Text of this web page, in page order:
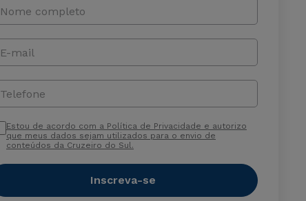
Nome completo
E-mail
Telefone
Estou de acordo com a Política de Privacidade e autorizo
que meus dados sejam utilizados para o envio de
conteúdos da Cruzeiro do Sul.
Inscreva-se